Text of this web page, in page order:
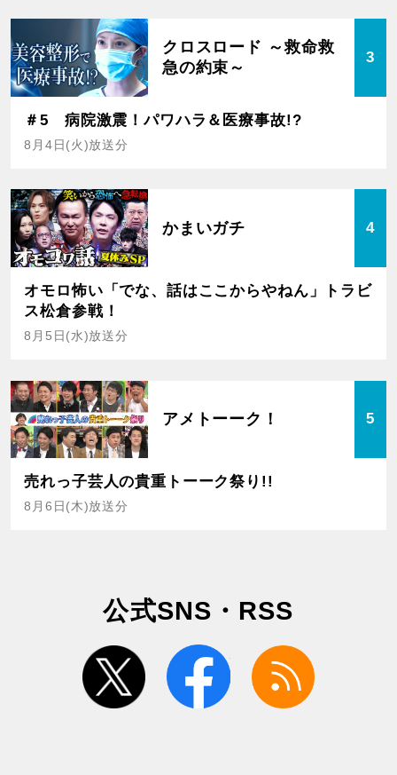
クロスロード ～救命救
急の約束～
3
＃5 病院激震！パワハラ＆医療事故!?
8月4日(火)放送分
かまいガチ 4
オモロ怖い「でな、話はここからやねん」トラビ
ス松倉参戦！
8月5日(水)放送分
アメトーーク！ 5
売れっ子芸人の貴重トーーク祭り!!
8月6日(木)放送分
公式SNS・RSS
twitter facebook